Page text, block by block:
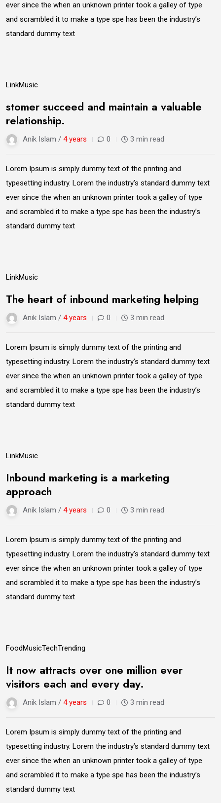
ever since the when an unknown printer took a galley of type
and scrambled it to make a type spe has been the industry’s
standard dummy text
09
LinkMusic
stomer succeed and maintain a valuable
relationship.
Anik Islam / 4 years 0 3 min read
Lorem Ipsum is simply dummy text of the printing and
typesetting industry. Lorem the industry’s standard dummy text
ever since the when an unknown printer took a galley of type
and scrambled it to make a type spe has been the industry’s
standard dummy text
09
LinkMusic
The heart of inbound marketing helping
Anik Islam / 4 years 0 3 min read
Lorem Ipsum is simply dummy text of the printing and
typesetting industry. Lorem the industry’s standard dummy text
ever since the when an unknown printer took a galley of type
and scrambled it to make a type spe has been the industry’s
standard dummy text
09
LinkMusic
Inbound marketing is a marketing
approach
Anik Islam / 4 years 0 3 min read
Lorem Ipsum is simply dummy text of the printing and
typesetting industry. Lorem the industry’s standard dummy text
ever since the when an unknown printer took a galley of type
and scrambled it to make a type spe has been the industry’s
standard dummy text
25
FoodMusicTechTrending
It now attracts over one million ever
visitors each and every day.
Anik Islam / 4 years 0 3 min read
Lorem Ipsum is simply dummy text of the printing and
typesetting industry. Lorem the industry’s standard dummy text
ever since the when an unknown printer took a galley of type
and scrambled it to make a type spe has been the industry’s
standard dummy text